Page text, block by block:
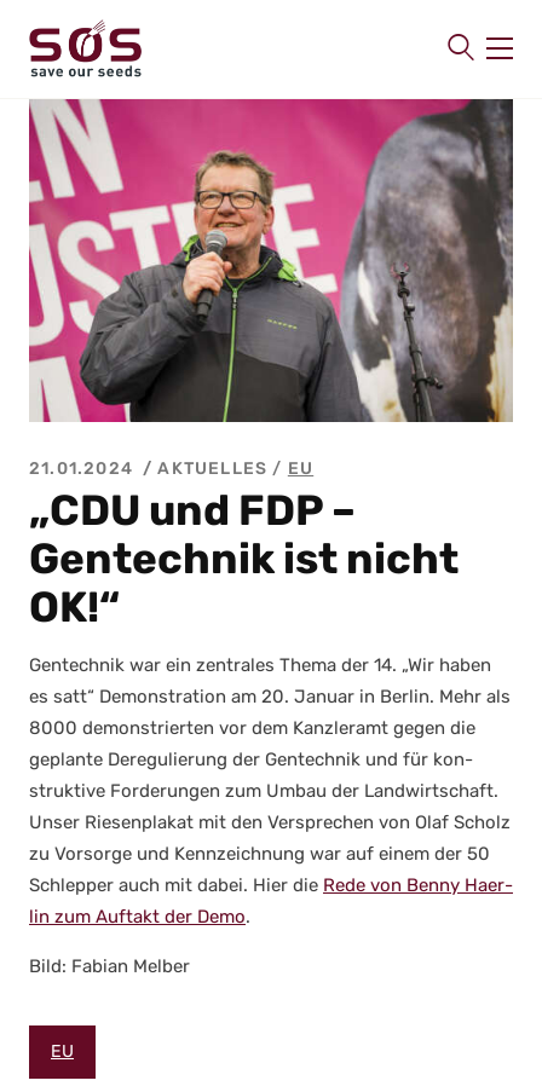
SAVE OUR SEEDS
Über uns
Aktuelles
Mitmachen
Publikationen
Kontakt
21.01.2024 AKTUELLES / EU
„CDU und FDP –
Gentechnik ist nicht
OK!“
Gen­tech­nik war ein zen­tra­les The­ma der 14. „Wir haben
es satt“ Demons­tra­ti­on am 20. Janu­ar in Ber­lin. Mehr als
8000 demons­trier­ten vor dem Kanz­ler­amt gegen die
geplan­te Dere­gu­lie­rung der Gen­tech­nik und für kon­
struk­ti­ve For­de­run­gen zum Umbau der Land­wirt­schaft.
Unser Rie­sen­pla­kat mit den Ver­spre­chen von Olaf Scholz
zu Vor­sor­ge und Kenn­zeich­nung war auf einem der 50
Schlep­per auch mit dabei. Hier die Rede von Ben­ny Haer­
lin zum Auf­takt der Demo.
Bild: Fabi­an Mel­ber
EU